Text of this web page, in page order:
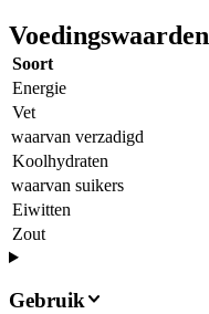
Voedingswaarden
Soort
Energie
Vet
waarvan verzadigd
Koolhydraten
waarvan suikers
Eiwitten
Zout
Gebruik